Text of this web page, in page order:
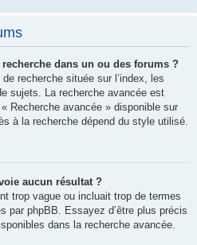
dans un ou des forums ?
recherche située sur l’index, les
sujets. La recherche avancée est
Recherche avancée » disponible sur
à la recherche dépend du style utilisé.
aucun résultat ?
trop vague ou incluait trop de termes
par phpBB. Essayez d’être plus précis
dans la recherche avancée.